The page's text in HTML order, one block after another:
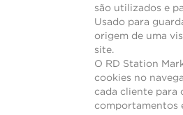
são utilizados e
Usado para
origem de uma
site.
O RD Station
cookies no
cada cliente para
comportamentos